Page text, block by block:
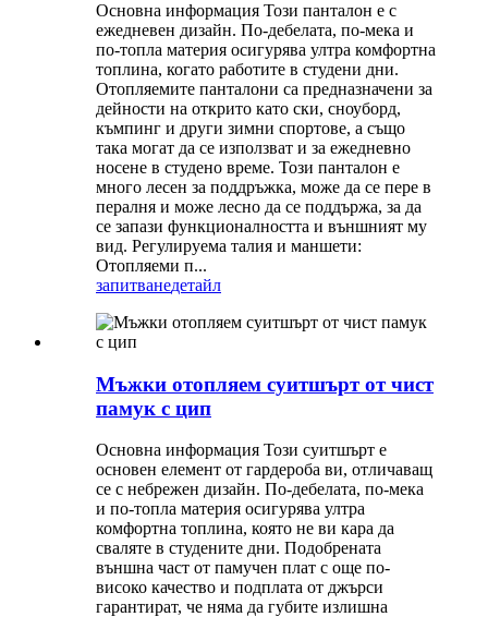
Основна информация Този панталон е с
ежедневен дизайн. По-дебелата, по-мека и
по-топла материя осигурява ултра комфортна
топлина, когато работите в студени дни.
Отопляемите панталони са предназначени за
дейности на открито като ски, сноуборд,
къмпинг и други зимни спортове, а също
така могат да се използват и за ежедневно
носене в студено време. Този панталон е
много лесен за поддръжка, може да се пере в
пералня и може лесно да се поддържа, за да
се запази функционалността и външният му
вид. Регулируема талия и маншети:
Отопляеми п...
запитванедетайл
Мъжки отопляем суитшърт от чист
памук с цип
Основна информация Този суитшърт е
основен елемент от гардероба ви, отличаващ
се с небрежен дизайн. По-дебелата, по-мека
и по-топла материя осигурява ултра
комфортна топлина, която не ви кара да
сваляте в студените дни. Подобрената
външна част от памучен плат с още по-
високо качество и подплата от джърси
гарантират, че няма да губите излишна